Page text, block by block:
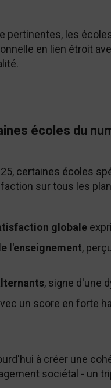
pertinentes, les
en lien étroit
écoles du
certaines écoles
sur tous les
globale
l'enseignement,
, signe d'une
un score en forte
à créer une
sociétal - un